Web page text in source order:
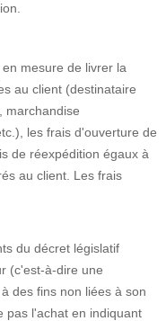
mesure de livrer la
au client (destinataire
marchandise
les frais d'ouverture de
de réexpédition égaux à
au client. Les frais
du décret législatif
(c'est-à-dire une
des fins non liées à son
pas l'achat en indiquant